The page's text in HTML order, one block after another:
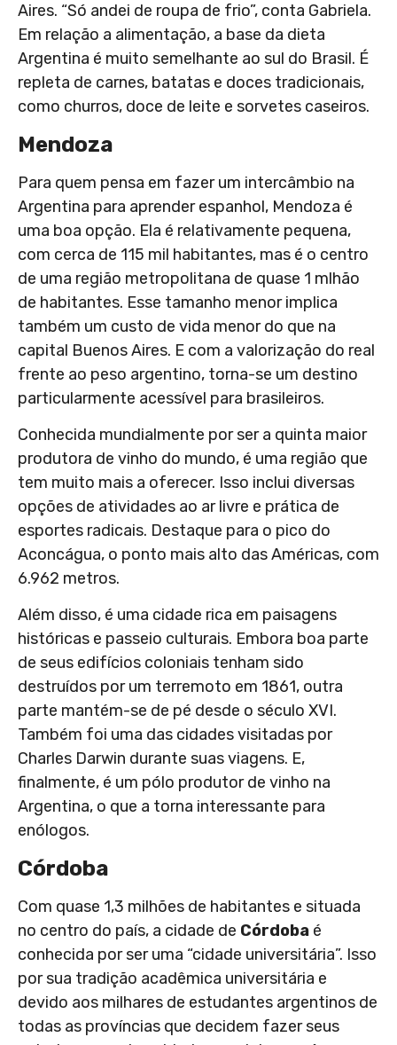
Aires. “Só andei de roupa de frio”, conta Gabriela.
Em relação a alimentação, a base da dieta
Argentina é muito semelhante ao sul do Brasil. É
repleta de carnes, batatas e doces tradicionais,
como churros, doce de leite e sorvetes caseiros.
Mendoza
Para quem pensa em fazer um intercâmbio na
Argentina para aprender espanhol, Mendoza é
uma boa opção. Ela é relativamente pequena,
com cerca de 115 mil habitantes, mas é o centro
de uma região metropolitana de quase 1 mlhão
de habitantes. Esse tamanho menor implica
também um custo de vida menor do que na
capital Buenos Aires. E com a valorização do real
frente ao peso argentino, torna-se um destino
particularmente acessível para brasileiros.
Conhecida mundialmente por ser a quinta maior
produtora de vinho do mundo, é uma região que
tem muito mais a oferecer. Isso inclui diversas
opções de atividades ao ar livre e prática de
esportes radicais. Destaque para o pico do
Aconcágua, o ponto mais alto das Américas, com
6.962 metros.
Além disso, é uma cidade rica em paisagens
históricas e passeio culturais. Embora boa parte
de seus edifícios coloniais tenham sido
destruídos por um terremoto em 1861, outra
parte mantém-se de pé desde o século XVI.
Também foi uma das cidades visitadas por
Charles Darwin durante suas viagens. E,
finalmente, é um pólo produtor de vinho na
Argentina, o que a torna interessante para
enólogos.
Córdoba
Com quase 1,3 milhões de habitantes e situada
no centro do país, a cidade de Córdoba é
conhecida por ser uma “cidade universitária”. Isso
por sua tradição acadêmica universitária e
devido aos milhares de estudantes argentinos de
todas as províncias que decidem fazer seus